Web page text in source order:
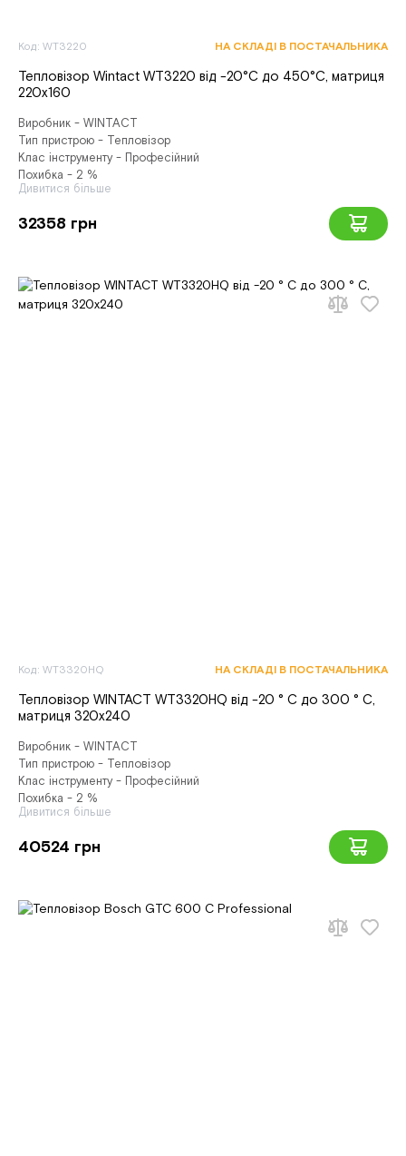
Код: WT3220 НА СКЛАДІ В ПОСТАЧАЛЬНИКА
Тепловізор Wintact WT3220 від -20°С до 450°С, матриця
220х160
Виробник - WINTACT
Тип пристрою - Тепловізор
Клас інструменту - Професійний
Похибка - 2 %
Дивитися більше
32358 грн
Код: WT3320HQ НА СКЛАДІ В ПОСТАЧАЛЬНИКА
Тепловізор WINTACT WT3320HQ від -20 ° С до 300 ° С,
матриця 320х240
Виробник - WINTACT
Тип пристрою - Тепловізор
Клас інструменту - Професійний
Похибка - 2 %
Дивитися більше
40524 грн